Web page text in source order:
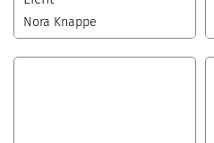
Nora Knappe